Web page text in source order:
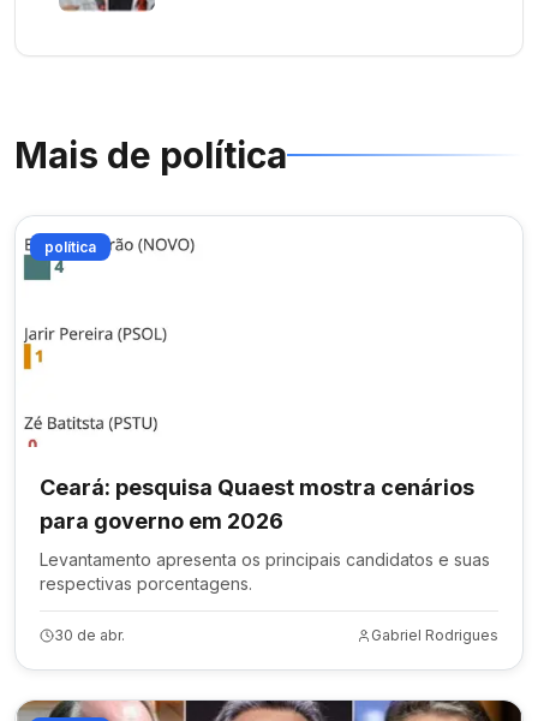
Mais de política
política
Ceará: pesquisa Quaest mostra cenários
para governo em 2026
Levantamento apresenta os principais candidatos e suas
respectivas porcentagens.
30 de abr. Gabriel Rodrigues